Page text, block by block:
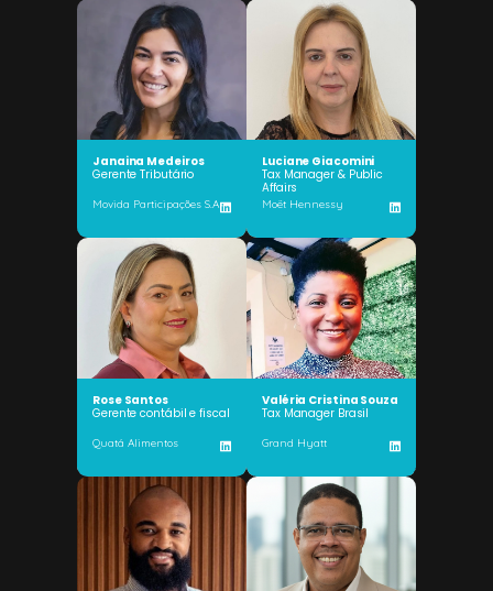
Janaina Medeiros
Gerente Tributário
Movida Participações S.A
Luciane Giacomini
Tax Manager & Public
Affairs
Moët Hennessy
Rose Santos
Gerente contábil e fiscal
Quatá Alimentos
Valéria Cristina Souza
Tax Manager Brasil
Grand Hyatt